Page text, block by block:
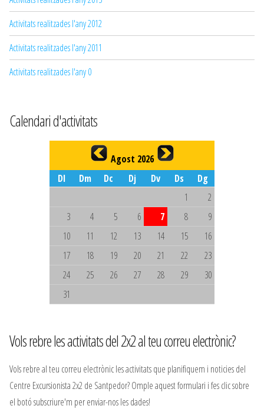
Activitats realitzades l'any 2012
Activitats realitzades l'any 2011
Activitats realitzades l'any 0
Calendari d'activitats
Agost 2026
Dl
Dm Dc Dj Dv Ds
Dg
1
2
3
4 5 6 7 8
9
10
11 12 13 14 15
16
17
18 19 20 21 22
23
24
25 26 27 28 29
30
31
Vols rebre les activitats del 2x2 al teu correu electrònic?
Vols rebre al teu correu electrònic les activitats que planifiquem i noticies del
Centre Excursionista 2x2 de Santpedor? Omple aquest formulari i fes clic sobre
el botó subscriure'm per enviar-nos les dades!